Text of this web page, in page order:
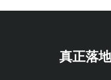
真正落